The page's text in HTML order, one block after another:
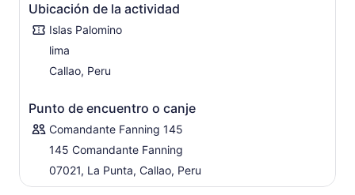
Ubicación de la actividad
Islas Palomino
lima
Callao, Peru
Punto de encuentro o canje
Comandante Fanning 145
145 Comandante Fanning
07021, La Punta, Callao, Peru